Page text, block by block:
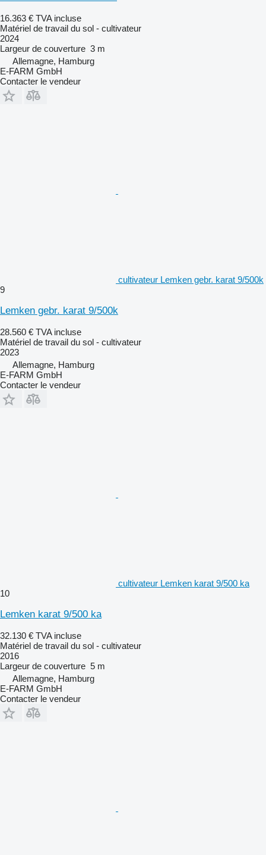
16.363 € TVA incluse
Matériel de travail du sol - cultivateur
2024
Largeur de couverture 3 m
Allemagne, Hamburg
E-FARM GmbH
Contacter le vendeur
cultivateur Lemken gebr. karat 9/500k
9
Lemken gebr. karat 9/500k
28.560 € TVA incluse
Matériel de travail du sol - cultivateur
2023
Allemagne, Hamburg
E-FARM GmbH
Contacter le vendeur
cultivateur Lemken karat 9/500 ka
10
Lemken karat 9/500 ka
32.130 € TVA incluse
Matériel de travail du sol - cultivateur
2016
Largeur de couverture 5 m
Allemagne, Hamburg
E-FARM GmbH
Contacter le vendeur